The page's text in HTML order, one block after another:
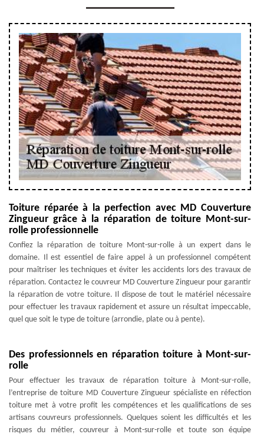
Toiture réparée à la perfection avec MD Couverture
Zingueur grâce à la réparation de toiture Mont-sur-
rolle professionnelle
Confiez la réparation de toiture Mont-sur-rolle à un expert dans le
domaine. Il est essentiel de faire appel à un professionnel compétent
pour maîtriser les techniques et éviter les accidents lors des travaux de
réparation. Contactez le couvreur MD Couverture Zingueur pour garantir
la réparation de votre toiture. Il dispose de tout le matériel nécessaire
pour effectuer les travaux rapidement et assure un résultat impeccable,
quel que soit le type de toiture (arrondie, plate ou à pente).
Des professionnels en réparation toiture à Mont-sur-
rolle
Pour effectuer les travaux de réparation toiture à Mont-sur-rolle,
l’entreprise de toiture MD Couverture Zingueur spécialiste en réfection
toiture met à votre profit les compétences et les qualifications de ses
artisans couvreurs professionnels. Quelques soient les difficultés et les
risques du métier, couvreur à Mont-sur-rolle et toute son équipe